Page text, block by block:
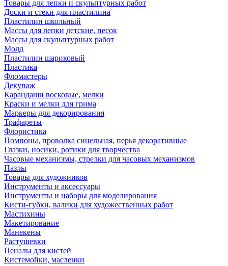
Товары для лепки и скульптурных работ
Доски и стеки для пластилина
Пластилин школьный
Массы для лепки детские, песок
Массы для скульптурных работ
Молд
Пластилин шариковый
Пластика
Фломастеры
Декупаж
Карандаши восковые, мелки
Краски и мелки для грима
Маркеры для декорирования
Трафареты
Флористика
Помпоны, проволка синельная, перья декоративные
Глазки, носики, ротики для творчества
Часовые механизмы, стрелки для часовых механизмов
Пазлы
Товары для художников
Инструменты и аксессуары
Инструменты и наборы для моделирования
Кисти-губки, валики для художественных работ
Мастихины
Макетирование
Манекены
Растушевки
Пеналы для кистей
Кистемойки, масленки